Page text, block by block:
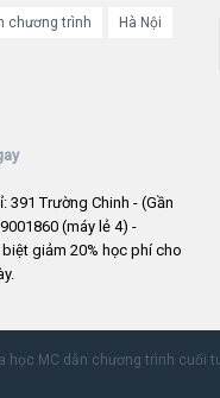
chương trình Hà Nội
391 Trường Chinh - (Gần
(máy lẻ 4) -
giảm 20% học phí cho
học MC dẫn chương trình cuối